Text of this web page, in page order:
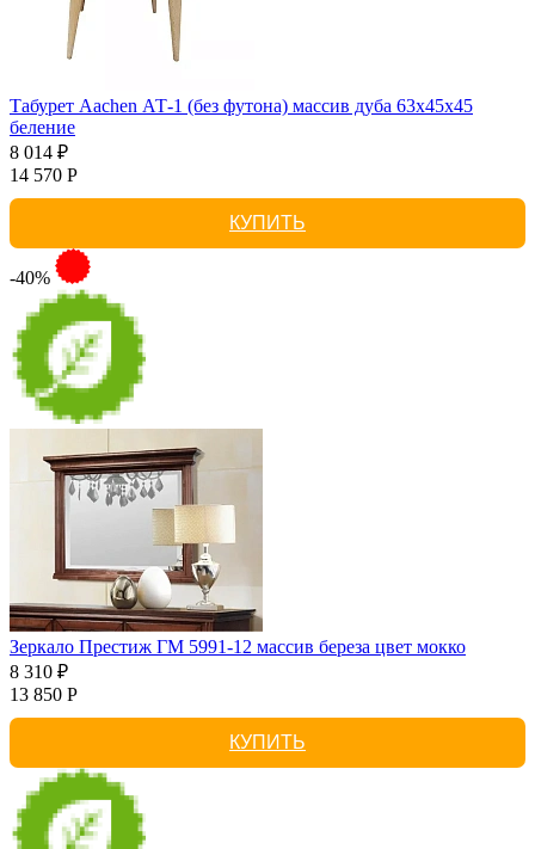
Табурет Aachen АТ-1 (без футона) массив дуба 63х45х45
беление
8 014 ₽
14 570 Р
КУПИТЬ
-40%
Зеркало Престиж ГМ 5991-12 массив береза цвет мокко
8 310 ₽
13 850 Р
КУПИТЬ